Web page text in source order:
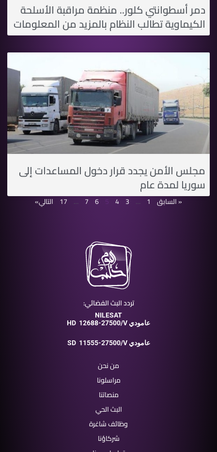
دمر أسطوانتي كلور.. منظمة مراقبة الأسلحة
الكيماوية تطالب النظام بالمزيد من المعلومات
مجلس الأمن يجدد قرار دخول المساعدات إلى
سوريا لمدة عام
« السابق 1
…
3
4
5
6
7
…
17 التالي»
تردد البث الفضائي:
NILESAT
HD
12688-27500/V عامودي
SD 11555-27500/V عامودي
من نحن
مراسلونا
منصاتنا
البث الحي
وظائف شاغرة
شركاؤنا